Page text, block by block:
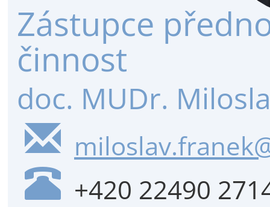
Zástupce
činnost
doc. MUDr.
+420 22490